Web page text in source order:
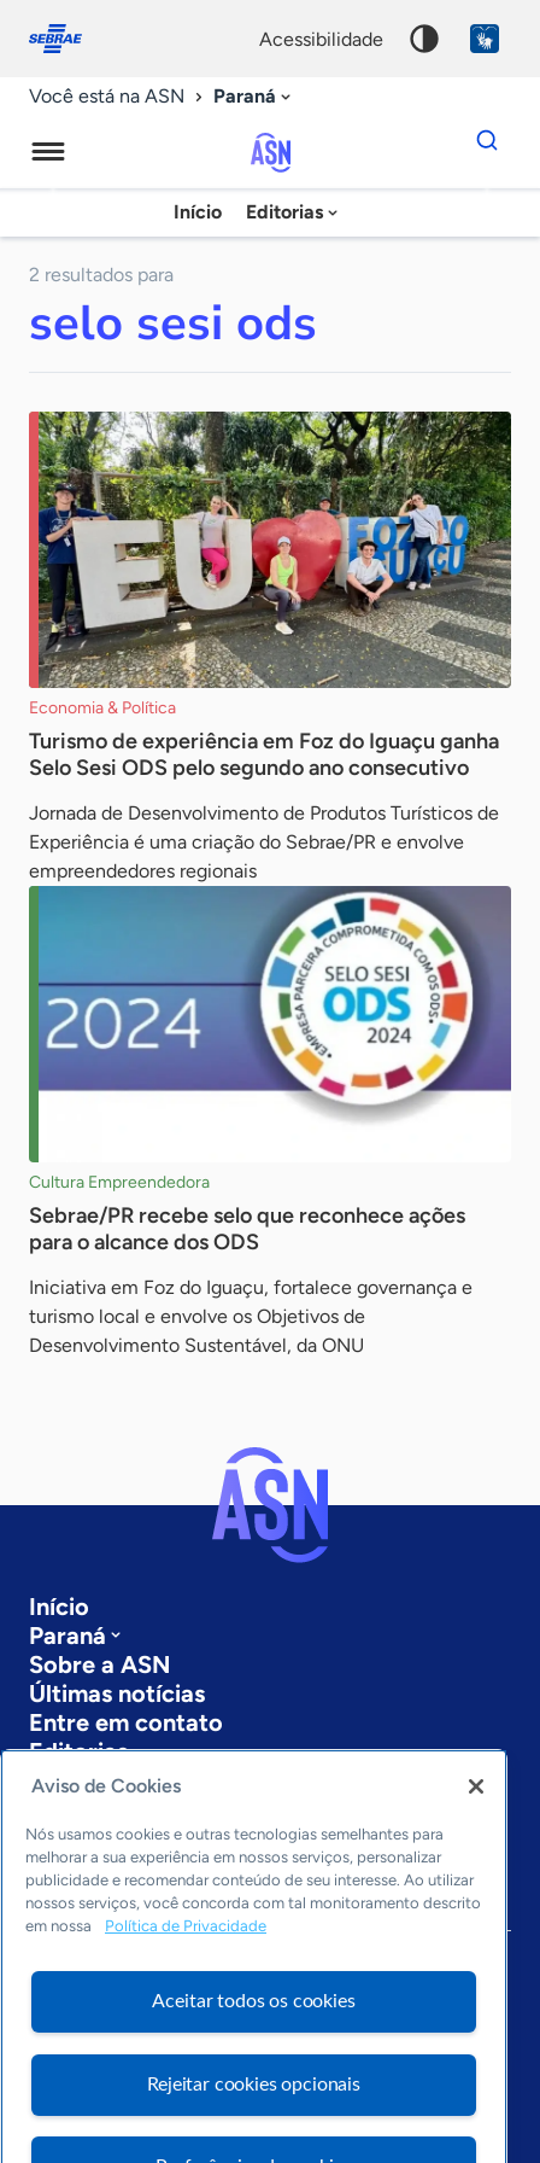
conosco
acessibilidade
Você está na ASN Paraná
Agência
Sebrae
Notícias
Início Editorias
Dados
para
chave
2 resultados para
selo sesi ods
Economia & Política
Turismo de experiência em Foz do Iguaçu ganha
Selo Sesi ODS pelo segundo ano consecutivo
Jornada de Desenvolvimento de Produtos Turísticos de
Experiência é uma criação do Sebrae/PR e envolve
empreendedores regionais
Cultura Empreendedora
Sebrae/PR recebe selo que reconhece ações
para o alcance dos ODS
Iniciativa em Foz do Iguaçu, fortalece governança e
turismo local e envolve os Objetivos de
Desenvolvimento Sustentável, da ONU
Início
Paraná
Sobre a ASN
Últimas notícias
Entre em contato
Editorias
Economia & Política
Inovação & Tecnologia
Cultura empreendedora
Dados
Arquivo
Aviso de Cookies
Nós usamos cookies e outras tecnologias semelhantes para
melhorar a sua experiência em nossos serviços, personalizar
publicidade e recomendar conteúdo de seu interesse. Ao utilizar
nossos serviços, você concorda com tal monitoramento descrito
em nossa
Política de Privacidade
Aceitar todos os cookies
Rejeitar cookies opcionais